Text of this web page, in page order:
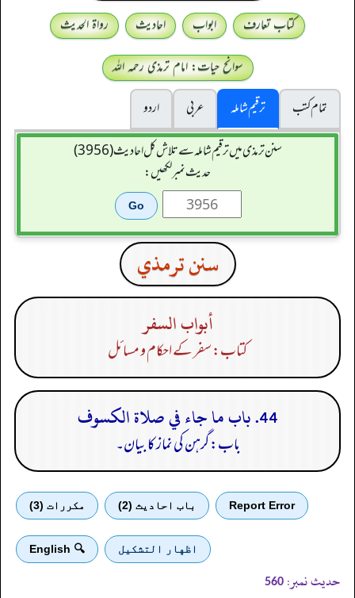
کتاب تعارف ابواب احادیث
رواۃ الحدیث
سوانح حیات: امام ترمذی رحمہ اللہ
تمام کتب
ترقیم شاملہ عربی
اردو
سنن ترمذی میں ترقیم شاملہ سے تلاش کل احادیث (3956)
حدیث نمبر لکھیں:
سنن ترمذي
أبواب السفر
کتاب: سفر کے احکام و مسائل
44. باب ما جاء في صلاة الكسوف
باب: گرہن کی نماز کا بیان۔
Report Error باب احادیث (2) مكررات (3)
اظهار التشكيل 🔍 English
حدیث نمبر: 560